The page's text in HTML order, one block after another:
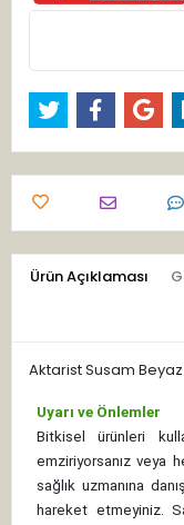
Ürün Açıklaması
Aktarist Susam Beyaz
Uyarı ve Önlemler
Bitkisel ürünleri
emziriyorsanız veya
sağlık uzmanına
hareket etmeyiniz.